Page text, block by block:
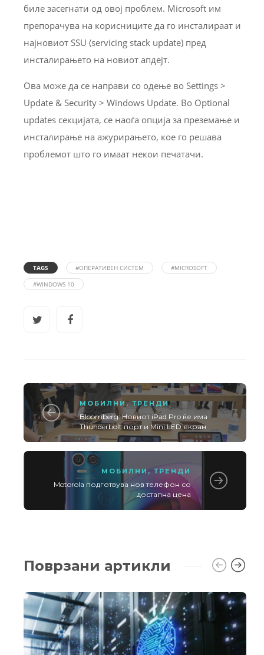
биле засегнати од овој проблем. Microsoft им
препорачува на корисниците да го инсталираат и
најновиот SSU (servicing stack update) пред
инсталирањето на новиот апдејт.
Ова може да се направи со одење во Settings >
Update & Security > Windows Update. Во Optional
updates секцијата, се наоѓа опција за преземање и
инсталирање на ажурирањето, кое го решава
проблемот што го имаат некои печатачи.
TAGS #ОПЕРАТИВЕН СИСТЕМ
#MICROSOFT
#WINDOWS 10
МОБИЛНИ ,ТРЕНДИ
Bloomberg: Новиот iPad Pro ќе има
Thunderbolt порт и Mini LED екран
МОБИЛНИ , ТРЕНДИ
Motorola подготвува нов телефон со
достапна цена
Поврзани артикли